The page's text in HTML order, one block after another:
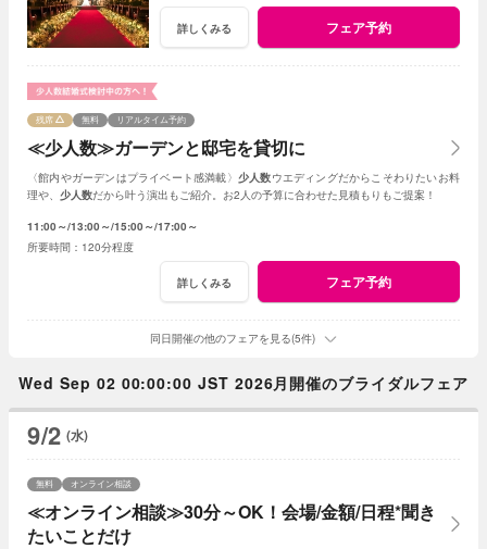
詳しくみる フェア予約
≪少人数≫ガーデンと邸宅を貸切に
残席 無料 リアルタイム予約
〈館内やガーデンはプライベート感満載〉 少人数ウエディングだからこそわりたいお料
理や、 少人数だから叶う演出もご紹介。お2人の予算に合わせた見積もりもご提案！
11:00～ 13:00～ 15:00～ 17:00～
120分程度
詳しくみる フェア予約
同日開催の他のフェアを見る(5件)
Wed Sep 02 00:00:00 JST 2026月開催のブライダルフェア
9/2 (水)
≪オンライン相談≫30分～OK！会場/金額/日程*聞き
たいことだけ
無料 オンライン相談